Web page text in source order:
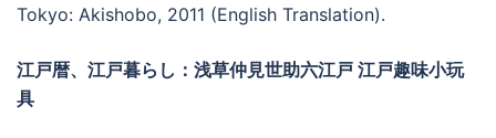
Tokyo: Akishobo, 2011 (English Translation).
江戸暦、江戸暮らし：浅草仲見世助六江戸 江戸趣味小玩
具